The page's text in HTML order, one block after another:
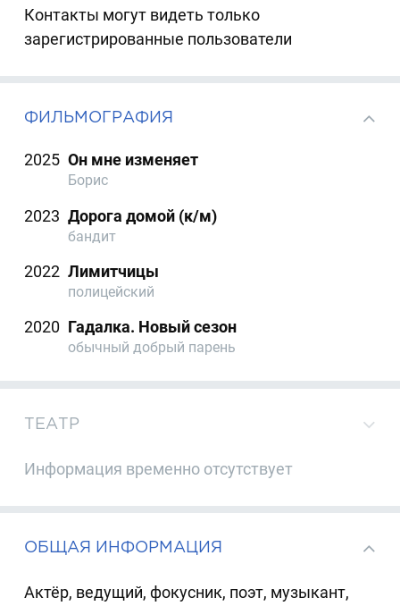
Контакты могут видеть только
зарегистрированные пользователи
ФИЛЬМОГРАФИЯ
2025 Он мне изменяет
Борис
2023 Дорога домой (к/м)
бандит
2022 Лимитчицы
полицейский
2020 Гадалка. Новый сезон
обычный добрый парень
ТЕАТР
Информация временно отсутствует
ОБЩАЯ ИНФОРМАЦИЯ
Актёр, ведущий, фокусник, поэт, музыкант,